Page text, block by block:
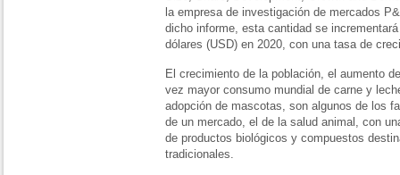
la empresa de investigación de mercados
dicho informe, esta cantidad se
dólares (USD) en 2020, con una tasa de
El crecimiento de la población, el aumento
vez mayor consumo mundial de carne y
adopción de mascotas, son algunos de los
de un mercado, el de la salud animal, con
de productos biológicos y compuestos
tradicionales.